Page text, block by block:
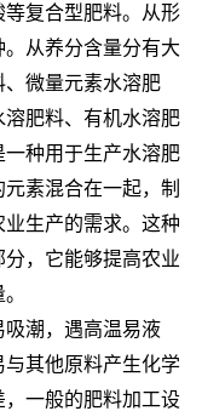
复合型肥料。从形
从养分含量分有大
微量元素水溶肥
肥料、有机水溶肥
种用于生产水溶肥
素混合在一起，制
生产的需求。这种
，它能够提高农业
潮，遇高温易液
其他原料产生化学
一般的肥料加工设